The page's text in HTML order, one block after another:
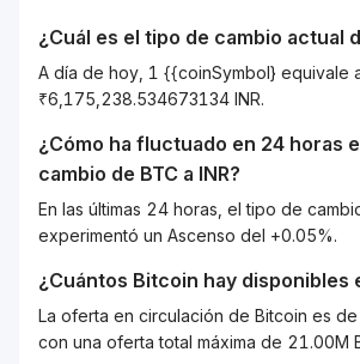
¿Cuál es el tipo de cambio actual
A día de hoy, 1 {{coinSymbol} equivale
₹6,175,238.534673134 INR.
¿Cómo ha fluctuado en 24 horas
cambio de BTC a INR?
En las últimas 24 horas, el tipo de
experimentó un Ascenso del +0.05%.
¿Cuántos Bitcoin hay disponibles
La oferta en circulación de Bitcoin es de
con una oferta total máxima de 21.00M